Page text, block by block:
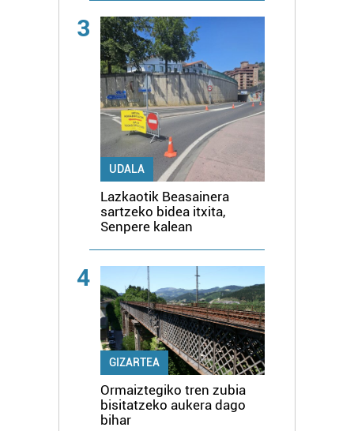
3
UDALA
Lazkaotik Beasainera
sartzeko bidea itxita,
Senpere kalean
4
GIZARTEA
Ormaiztegiko tren zubia
bisitatzeko aukera dago
bihar